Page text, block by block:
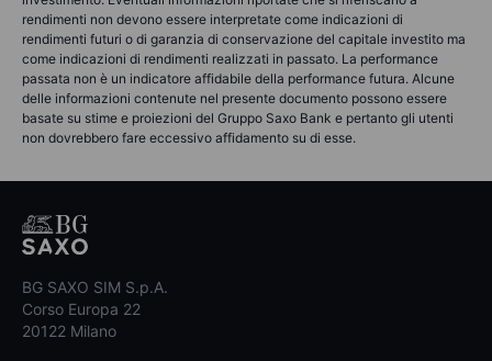
rendimenti non devono essere interpretate come indicazioni di
rendimenti futuri o di garanzia di conservazione del capitale investito ma
come indicazioni di rendimenti realizzati in passato. La performance
passata non è un indicatore affidabile della performance futura. Alcune
delle informazioni contenute nel presente documento possono essere
basate su stime e proiezioni del Gruppo Saxo Bank e pertanto gli utenti
non dovrebbero fare eccessivo affidamento su di esse.
BG SAXO SIM S.p.A.
Corso Europa 22
20122 Milano